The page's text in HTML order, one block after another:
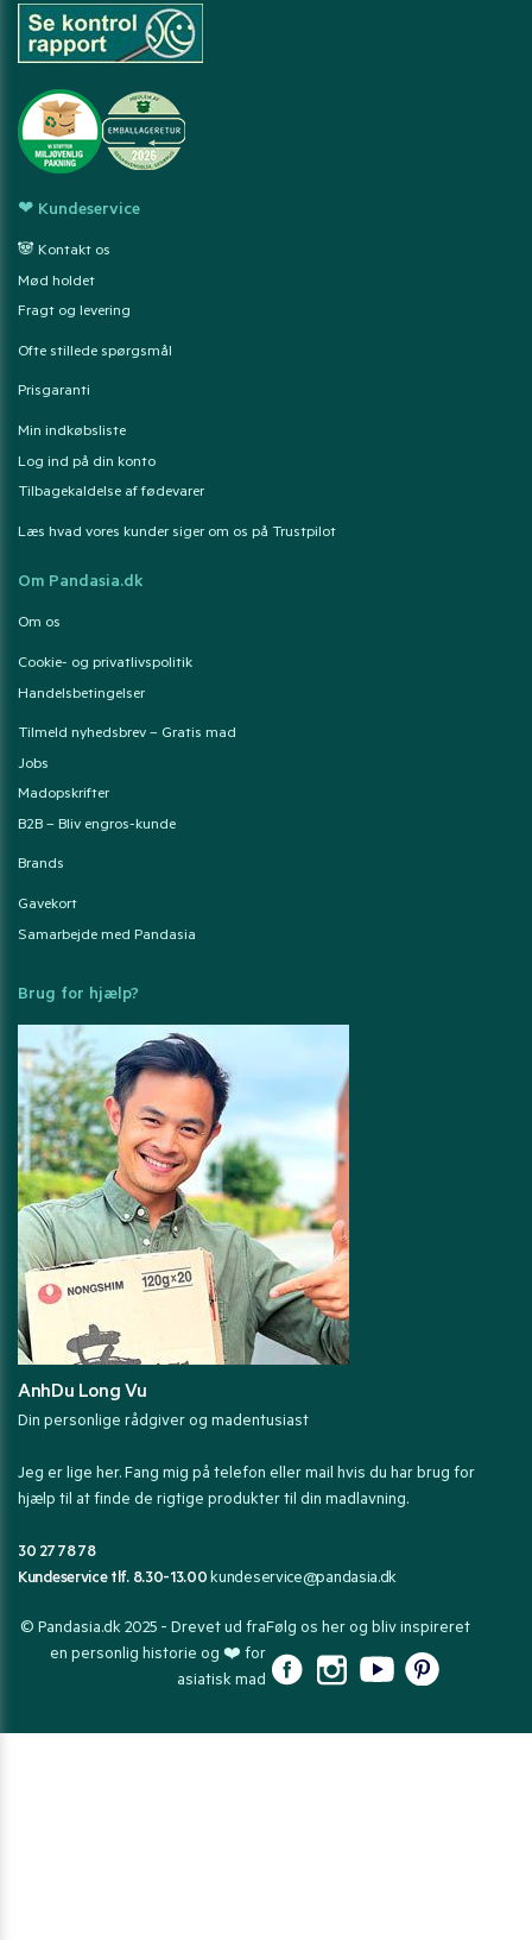
❤ Kundeservice
🐼 Kontakt os
Mød holdet
Fragt og levering
Ofte stillede spørgsmål
Prisgaranti
Min indkøbsliste
Log ind på din konto
Tilbagekaldelse af fødevarer
Læs hvad vores kunder siger om os på Trustpilot
Om Pandasia.dk
Om os
Cookie- og privatlivspolitik
Handelsbetingelser
Tilmeld nyhedsbrev – Gratis mad
Jobs
Madopskrifter
B2B – Bliv engros-kunde
Brands
Gavekort
Samarbejde med Pandasia
Brug for hjælp?
AnhDu Long Vu
Din personlige rådgiver og madentusiast
Jeg er lige her. Fang mig på telefon eller mail hvis du har brug for
hjælp til at finde de rigtige produkter til din madlavning.
30 27 78 78
Kundeservice tlf. 8.30-13.00kundeservice@pandasia.dk
© Pandasia.dk 2025 - Drevet ud fra
en personlig historie og ❤️ for
asiatisk mad
Følg os her og bliv inspireret